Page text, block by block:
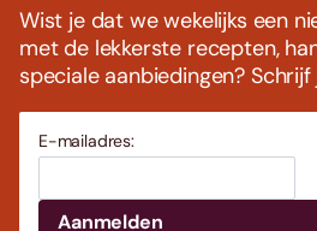
Wist je dat we wekelijks een
met de lekkerste recepten,
speciale aanbiedingen? Schrijf
E-mailadres: